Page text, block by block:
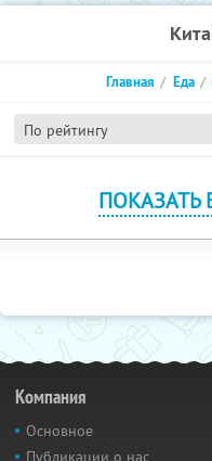
По рейтингу
Главная Еда
Компания
Основное
Публикации о нас